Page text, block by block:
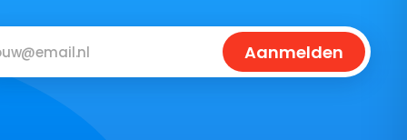
Aanmelden